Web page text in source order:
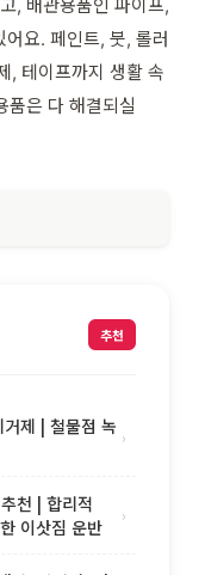
, 배관용품인 파이프,
요. 페인트, 붓, 롤러
, 테이프까지 생활 속
품은 다 해결되실
추천
제 | 철물점 녹 ›
천 | 합리적
이삿짐 운반
›